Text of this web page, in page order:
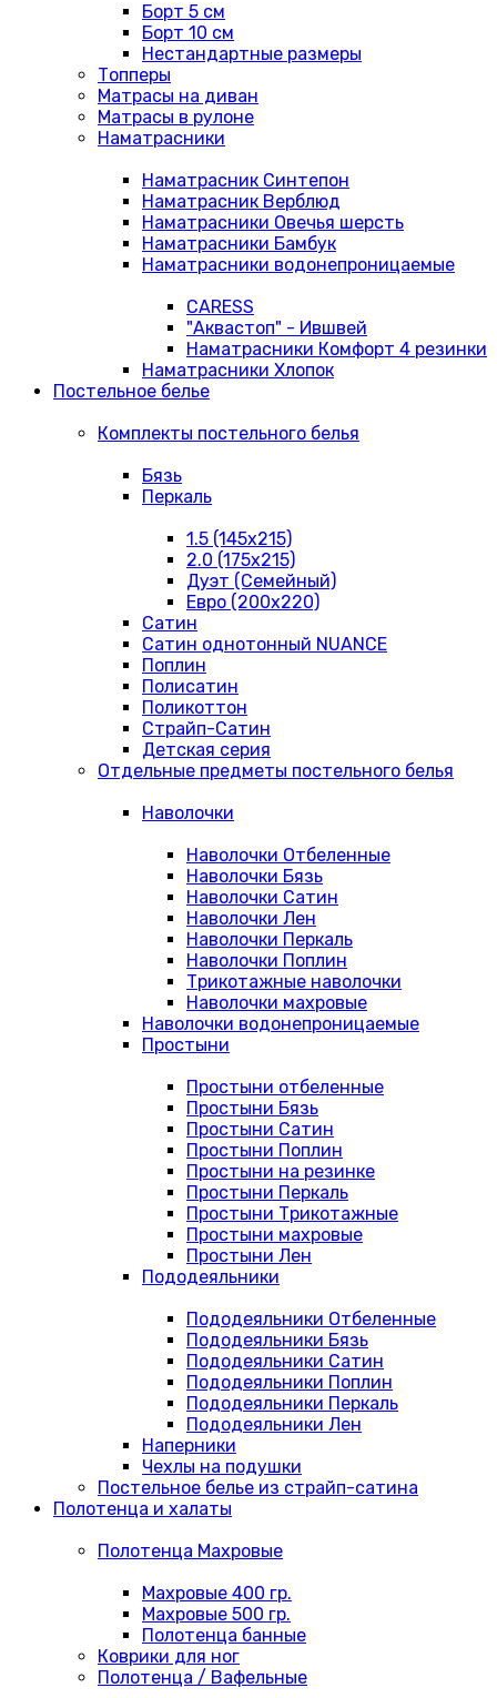
Борт 5 см
Борт 10 см
Нестандартные размеры
Топперы
Матрасы на диван
Матрасы в рулоне
Наматрасники
Наматрасник Синтепон
Наматрасник Верблюд
Наматрасники Овечья шерсть
Наматрасники Бамбук
Наматрасники водонепроницаемые
CARESS
"Аквастоп" - Ившвей
Наматрасники Комфорт 4 резинки
Наматрасники Хлопок
Постельное белье
Комплекты постельного белья
Бязь
Перкаль
1.5 (145х215)
2.0 (175х215)
Дуэт (Семейный)
Евро (200х220)
Сатин
Сатин однотонный NUANCE
Поплин
Полисатин
Поликоттон
Страйп-Сатин
Детская серия
Отдельные предметы постельного белья
Наволочки
Наволочки Отбеленные
Наволочки Бязь
Наволочки Сатин
Наволочки Лен
Наволочки Перкаль
Наволочки Поплин
Трикотажные наволочки
Наволочки махровые
Наволочки водонепроницаемые
Простыни
Простыни отбеленные
Простыни Бязь
Простыни Сатин
Простыни Поплин
Простыни на резинке
Простыни Перкаль
Простыни Трикотажные
Простыни махровые
Простыни Лен
Пододеяльники
Пододеяльники Отбеленные
Пододеяльники Бязь
Пододеяльники Сатин
Пододеяльники Поплин
Пододеяльники Перкаль
Пододеяльники Лен
Наперники
Чехлы на подушки
Постельное белье из страйп-сатина
Полотенца и халаты
Полотенца Махровые
Махровые 400 гр.
Махровые 500 гр.
Полотенца банные
Коврики для ног
Полотенца / Вафельные